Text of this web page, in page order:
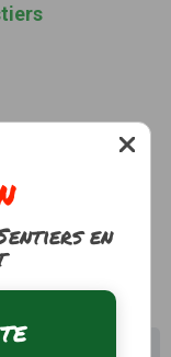
française
en